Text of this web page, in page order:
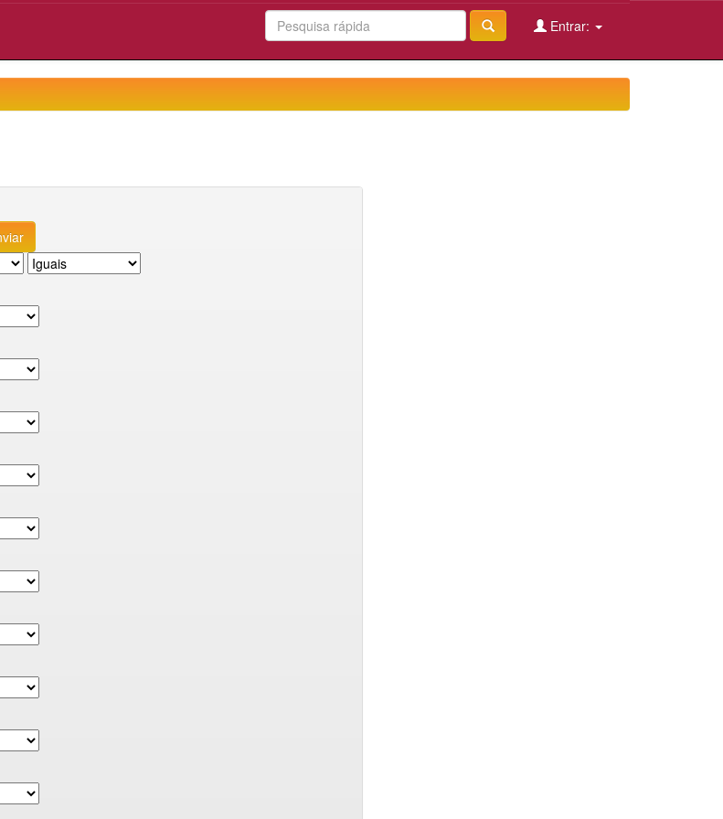
Entrar: